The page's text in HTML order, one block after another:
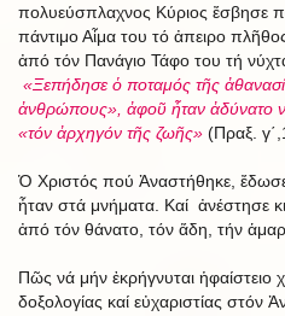
πολυεύσπλαχνος Κύριος ἔσβησε
πάντιμο Αἷμα του τό ἀπειρο
ἀπό τόν Πανάγιο Τάφο του τή
«Ξεπήδησε ὁ ποταμός τῆς
ἀνθρώπους», ἀφοῦ ἦταν ἀδύνατο
«τόν ἀρχηγόν τῆς ζωῆς» (Πραξ.
Ὁ Χριστός πού Ἀναστήθηκε,
ἦταν στά μνήματα. Καί ἀνέστησε
ἀπό τόν θάνατο, τόν ἅδη, τήν
Πῶς νά μήν ἐκρήγνυται ἡφαίστειο
δοξολογίας καί εὐχαριστίας στόν